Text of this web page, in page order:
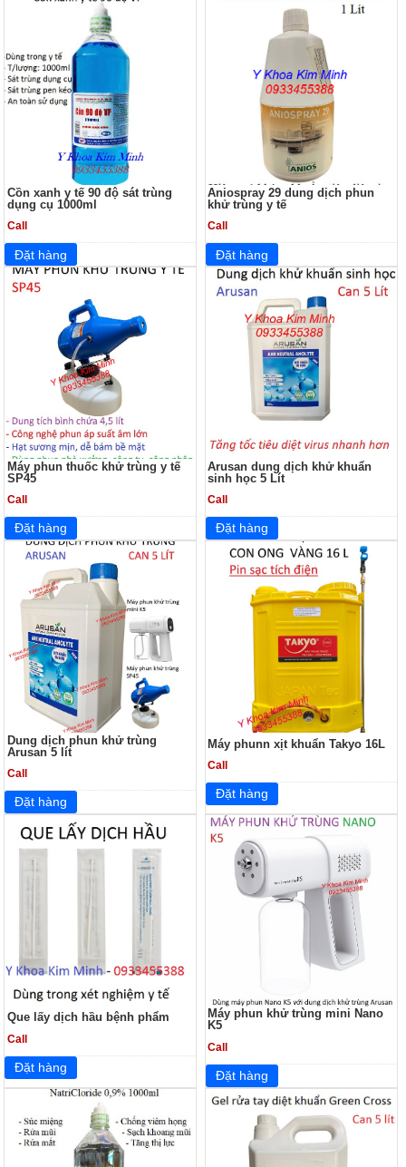
Cồn xanh y tế 90 độ sát trùng
dụng cụ 1000ml
Call
Aniospray 29 dung dịch phun
khử trùng y tế
Call
Máy phun thuốc khử trùng y tế
SP45
Call
Arusan dung dịch khử khuẩn
sinh học 5 Lít
Call
Dung dịch phun khử trùng
Arusan 5 lít
Call
Máy phunn xịt khuẩn Takyo 16L
Call
Que lấy dịch hầu bệnh phẩm
Call
Máy phun khử trùng mini Nano
K5
Call